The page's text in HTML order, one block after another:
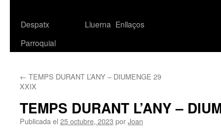
Despatx
Parroquial
Lluerna Enllaços
← TEMPS DURANT L’ANY – DIUMENGE 29
XXIX
TEMPS DURANT L’ANY –
Publicada el 25 octubre, 2023 porJoan